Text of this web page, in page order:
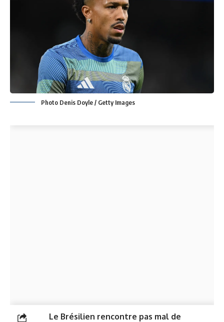
Photo Denis Doyle / Getty Images
Le Brésilien rencontre pas mal de